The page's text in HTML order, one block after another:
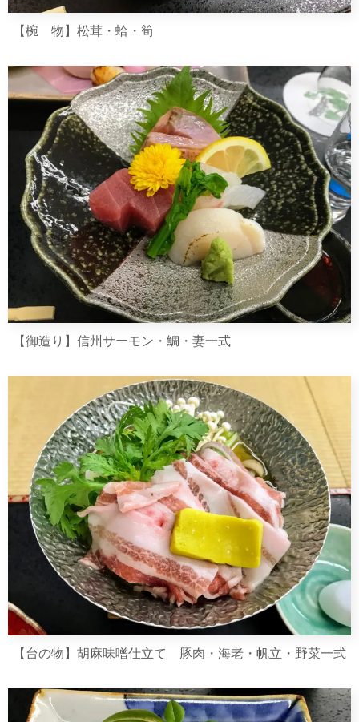
【椀 物】松茸・蛤・筍
【御造り】信州サーモン・鯛・妻一式
【台の物】胡麻味噌仕立て 豚肉・海老・帆立・野菜一式